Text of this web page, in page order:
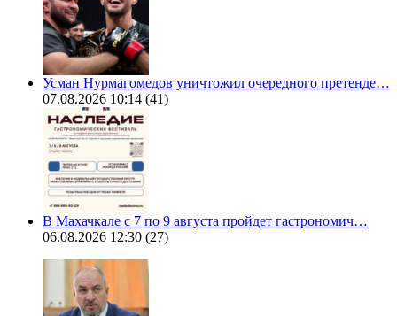
Усман Нурмагомедов уничтожил очередного претенде…
07.08.2026 10:14 (41)
В Махачкале с 7 по 9 августа пройдет гастрономич…
06.08.2026 12:30 (27)